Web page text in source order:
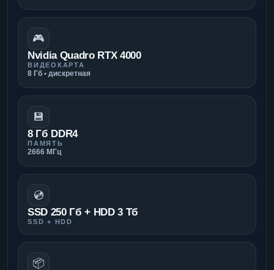
🎮
Nvidia Quadro RTX 4000
ВИДЕОКАРТА
8 Гб • дискретная
💾
8 Гб DDR4
ПАМЯТЬ
2666 МГц
💿
SSD 250 Гб + HDD 3 Тб
SSD + HDD
📦